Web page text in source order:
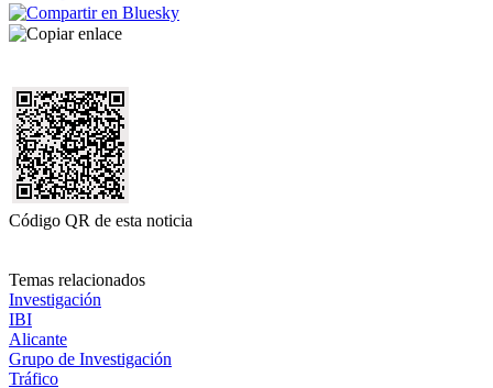
Código QR de esta noticia
Temas relacionados
Investigación
IBI
Alicante
Grupo de Investigación
Tráfico